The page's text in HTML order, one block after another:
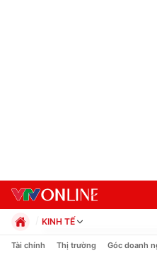
KINH TẾ
Chính trị
Tài chính Thị trường Góc doanh